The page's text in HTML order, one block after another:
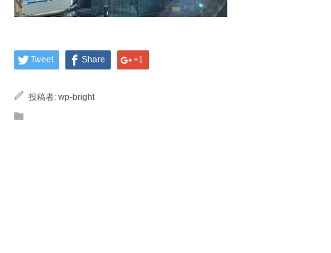
Tweet Share +1
投稿者: wp-bright